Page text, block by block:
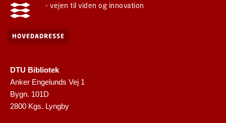
- vejen til viden og innovation
HOVEDADRESSE
DTU Bibliotek
Anker Engelunds Vej 1
Bygn. 101D
2800 Kgs. Lyngby